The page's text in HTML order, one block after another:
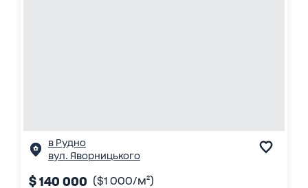
в Рудно
вул. Яворницького
$ 140 000 ($1 000/м²)